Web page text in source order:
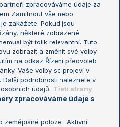
US Open
Turnaj mistrů
Turnaj mistryň
zpracováváme údaje za
Zamítnout vše nebo
zakážete. Pokud jsou
některé zobrazené
být tolik relevantní. Tuto
zobrazit a změnit své volby
na odkaz Řízení předvoleb
Vaše volby se projeví v
Další podrobnosti naleznete v
údajů. Třetí strany
zpracováváme údaje s
zeměpisné poloze . Aktivní